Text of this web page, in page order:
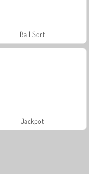
Ball Sort
Jackpot